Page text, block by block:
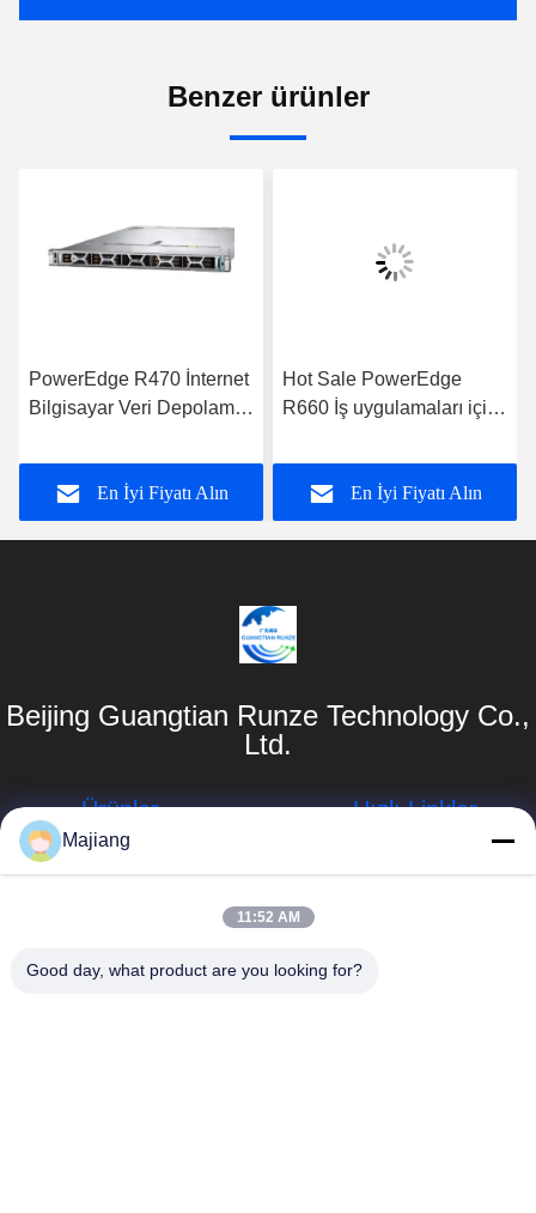
Benzer ürünler
PowerEdge R470 İnternet
Bilgisayar Veri Depolama
En İyi Fiyatı Alın
Hot Sale PowerEdge
R660 İş uygulamaları için
veri depolama sunucusu
En İyi Fiyatı Alın
Beijing Guangtian Runze Technology Co.,
Ltd.
Ürünler
majiang@jinmatimes.com
86--
18910255277
Hızlı Linkler
Majiang
11:52 AM
Good day, what product are you looking for?